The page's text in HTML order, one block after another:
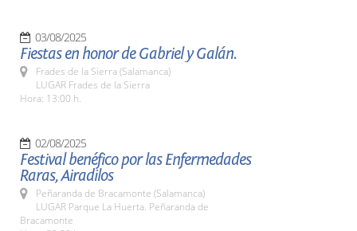
03/08/2025
Fiestas en honor de Gabriel y Galán.
Frades de la Sierra (Salamanca)
LUGAR Frades de la Sierra
Hora: 13:00 h.
02/08/2025
Festival benéfico por las Enfermedades
Raras, Airadilos
Peñaranda de Bracamonte (Salamanca)
LUGAR Parque La Huerta. Peñaranda de
Bracamonte